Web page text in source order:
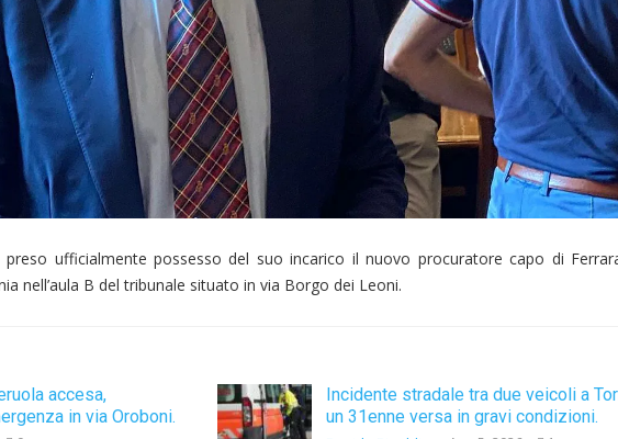
ufficialmente possesso del suo incarico il nuovo procuratore capo di
nell’aula B del tribunale situato in via Borgo dei Leoni.
accesa,
in via Oroboni.
Incidente stradale tra due veicoli a
un 31enne versa in gravi condizioni.